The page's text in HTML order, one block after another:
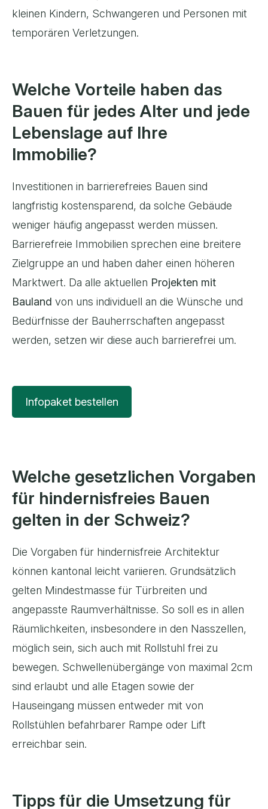
kleinen Kindern, Schwangeren und Personen mit
temporären Verletzungen.
Welche Vorteile haben das
Bauen für jedes Alter und jede
Lebenslage auf Ihre
Immobilie?
Investitionen in barrierefreies Bauen sind
langfristig kostensparend, da solche Gebäude
weniger häufig angepasst werden müssen.
Barrierefreie Immobilien sprechen eine breitere
Zielgruppe an und haben daher einen höheren
Marktwert. Da alle aktuellen Projekten mit
Bauland von uns individuell an die Wünsche und
Bedürfnisse der Bauherrschaften angepasst
werden, setzen wir diese auch barrierefrei um.
Infopaket bestellen
Welche gesetzlichen Vorgaben
für hindernisfreies Bauen
gelten in der Schweiz?
Die Vorgaben für hindernisfreie Architektur
können kantonal leicht variieren. Grundsätzlich
gelten Mindestmasse für Türbreiten und
angepasste Raumverhältnisse. So soll es in allen
Räumlichkeiten, insbesondere in den Nasszellen,
möglich sein, sich auch mit Rollstuhl frei zu
bewegen. Schwellenübergänge von maximal 2cm
sind erlaubt und alle Etagen sowie der
Hauseingang müssen entweder mit von
Rollstühlen befahrbarer Rampe oder Lift
erreichbar sein.
Tipps für die Umsetzung für